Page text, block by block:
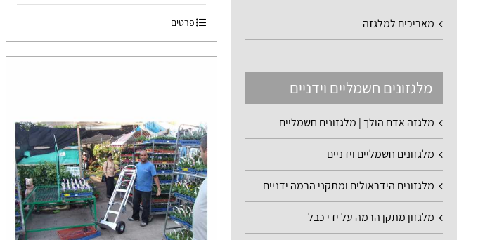
פרטים מאריכים למלגזה
מלגזונים חשמליים וידניים
מלגזה אדם הולך | מלגזונים חשמליים
מלגזונים חשמליים וידניים
מלגזונים הידראולים ומתקני הרמה ידניים
מלגזון מתקן הרמה על ידי כבל